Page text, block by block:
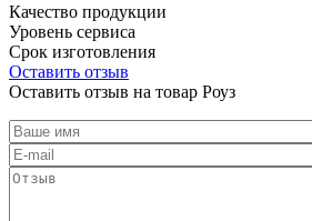
Качество продукции
Уровень сервиса
Срок изготовления
Оставить отзыв
Оставить отзыв на товар Роуз